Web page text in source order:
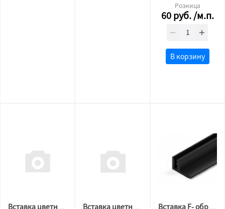
Розница
60руб./м.п.
В корзину
Вставка F- образная черная